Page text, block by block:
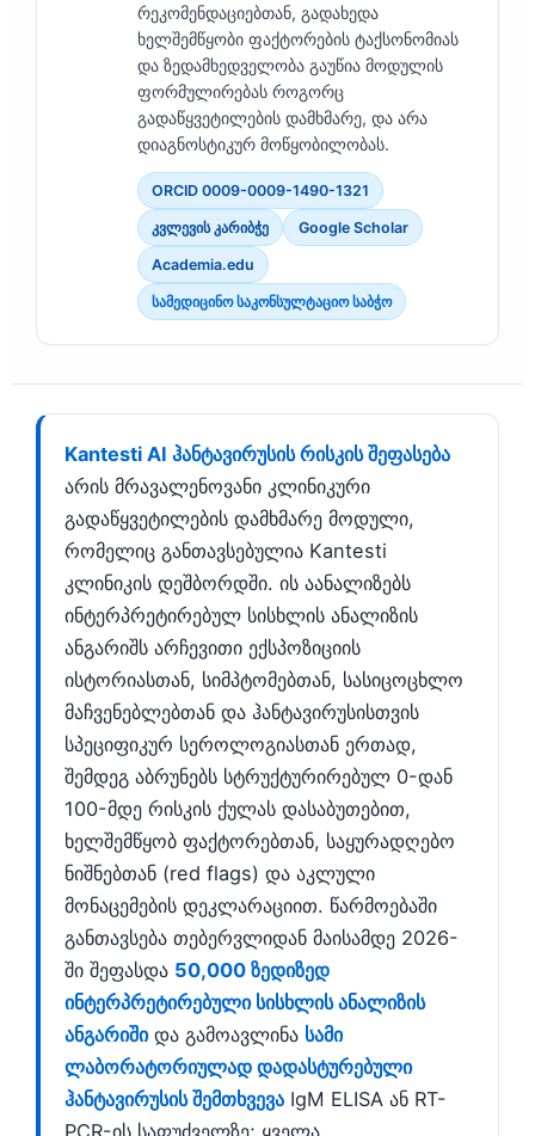
რეკომენდაციებთან, გადახედა
ხელშემწყობი ფაქტორების ტაქსონომიას
და ზედამხედველობა გაუწია მოდულის
ფორმულირებას როგორც
გადაწყვეტილების დამხმარე, და არა
დიაგნოსტიკურ მოწყობილობას.
ORCID 0009-0009-1490-1321
კვლევის კარიბჭე Google Scholar
Academia.edu
სამედიცინო საკონსულტაციო საბჭო
Kantesti AI ჰანტავირუსის რისკის შეფასება
არის მრავალენოვანი კლინიკური
გადაწყვეტილების დამხმარე მოდული,
რომელიც განთავსებულია Kantesti
კლინიკის დეშბორდში. ის აანალიზებს
ინტერპრეტირებულ სისხლის ანალიზის
ანგარიშს არჩევითი ექსპოზიციის
ისტორიასთან, სიმპტომებთან, სასიცოცხლო
მაჩვენებლებთან და ჰანტავირუსისთვის
სპეციფიკურ სეროლოგიასთან ერთად,
შემდეგ აბრუნებს სტრუქტურირებულ 0-დან
100-მდე რისკის ქულას დასაბუთებით,
ხელშემწყობ ფაქტორებთან, საყურადღებო
ნიშნებთან (red flags) და აკლული
მონაცემების დეკლარაციით. წარმოებაში
განთავსება თებერვლიდან მაისამდე 2026-
ში შეფასდა 50,000 ზედიზედ
ინტერპრეტირებული სისხლის ანალიზის
ანგარიშიდა გამოავლინა სამი
ლაბორატორიულად დადასტურებული
ჰანტავირუსის შემთხვევა IgM ELISA ან RT-
PCR-ის საფუძველზე; ყველა